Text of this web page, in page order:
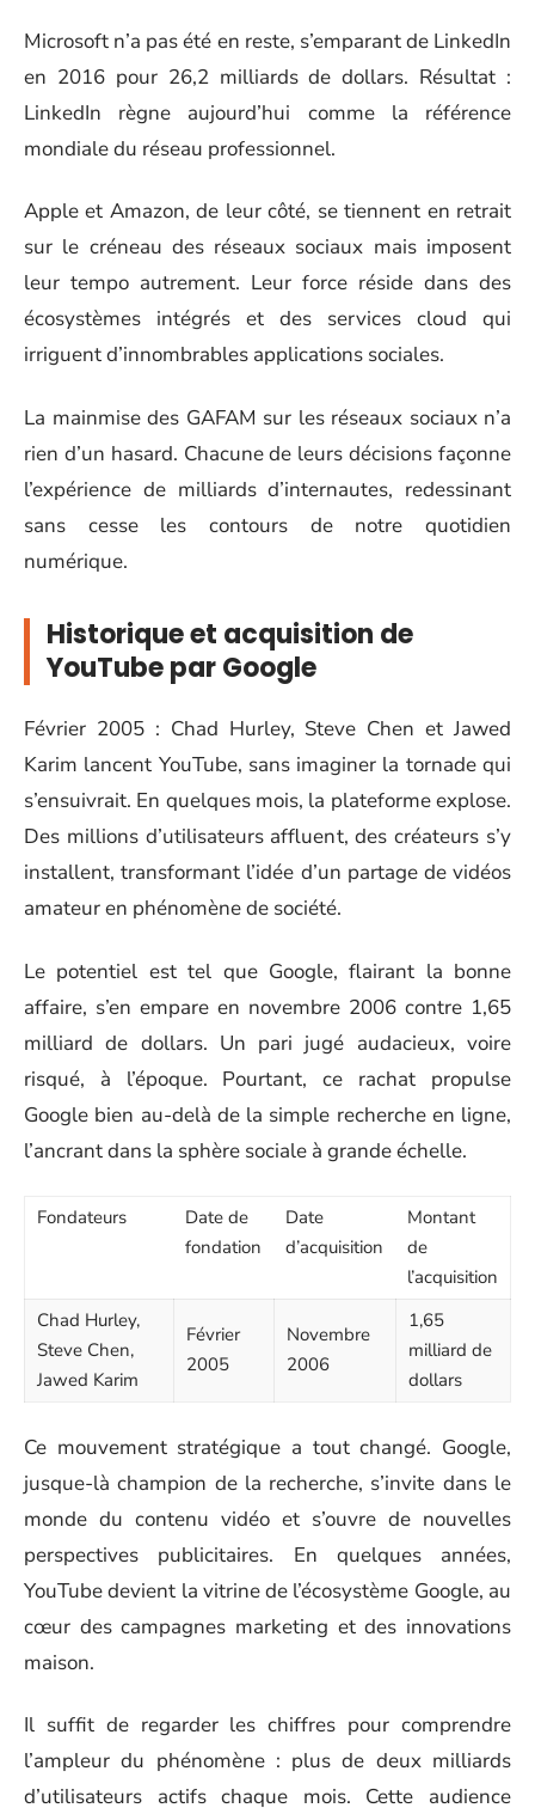
Microsoft n’a pas été en reste, s’emparant de LinkedIn
en 2016 pour 26,2 milliards de dollars. Résultat :
LinkedIn règne aujourd’hui comme la référence
mondiale du réseau professionnel.
Apple et Amazon, de leur côté, se tiennent en retrait
sur le créneau des réseaux sociaux mais imposent
leur tempo autrement. Leur force réside dans des
écosystèmes intégrés et des services cloud qui
irriguent d’innombrables applications sociales.
La mainmise des GAFAM sur les réseaux sociaux n’a
rien d’un hasard. Chacune de leurs décisions façonne
l’expérience de milliards d’internautes, redessinant
sans cesse les contours de notre quotidien
numérique.
Historique et acquisition de
YouTube par Google
Février 2005 : Chad Hurley, Steve Chen et Jawed
Karim lancent YouTube, sans imaginer la tornade qui
s’ensuivrait. En quelques mois, la plateforme explose.
Des millions d’utilisateurs affluent, des créateurs s’y
installent, transformant l’idée d’un partage de vidéos
amateur en phénomène de société.
Le potentiel est tel que Google, flairant la bonne
affaire, s’en empare en novembre 2006 contre 1,65
milliard de dollars. Un pari jugé audacieux, voire
risqué, à l’époque. Pourtant, ce rachat propulse
Google bien au-delà de la simple recherche en ligne,
l’ancrant dans la sphère sociale à grande échelle.
Fondateurs
Date de
fondation
Date
d’acquisition
Montant
de
l’acquisition
Chad Hurley,
Steve Chen,
Jawed Karim
Février
2005
Novembre
2006
1,65
milliard de
dollars
Ce mouvement stratégique a tout changé. Google,
jusque-là champion de la recherche, s’invite dans le
monde du contenu vidéo et s’ouvre de nouvelles
perspectives publicitaires. En quelques années,
YouTube devient la vitrine de l’écosystème Google, au
cœur des campagnes marketing et des innovations
maison.
Il suffit de regarder les chiffres pour comprendre
l’ampleur du phénomène : plus de deux milliards
d’utilisateurs actifs chaque mois. Cette audience